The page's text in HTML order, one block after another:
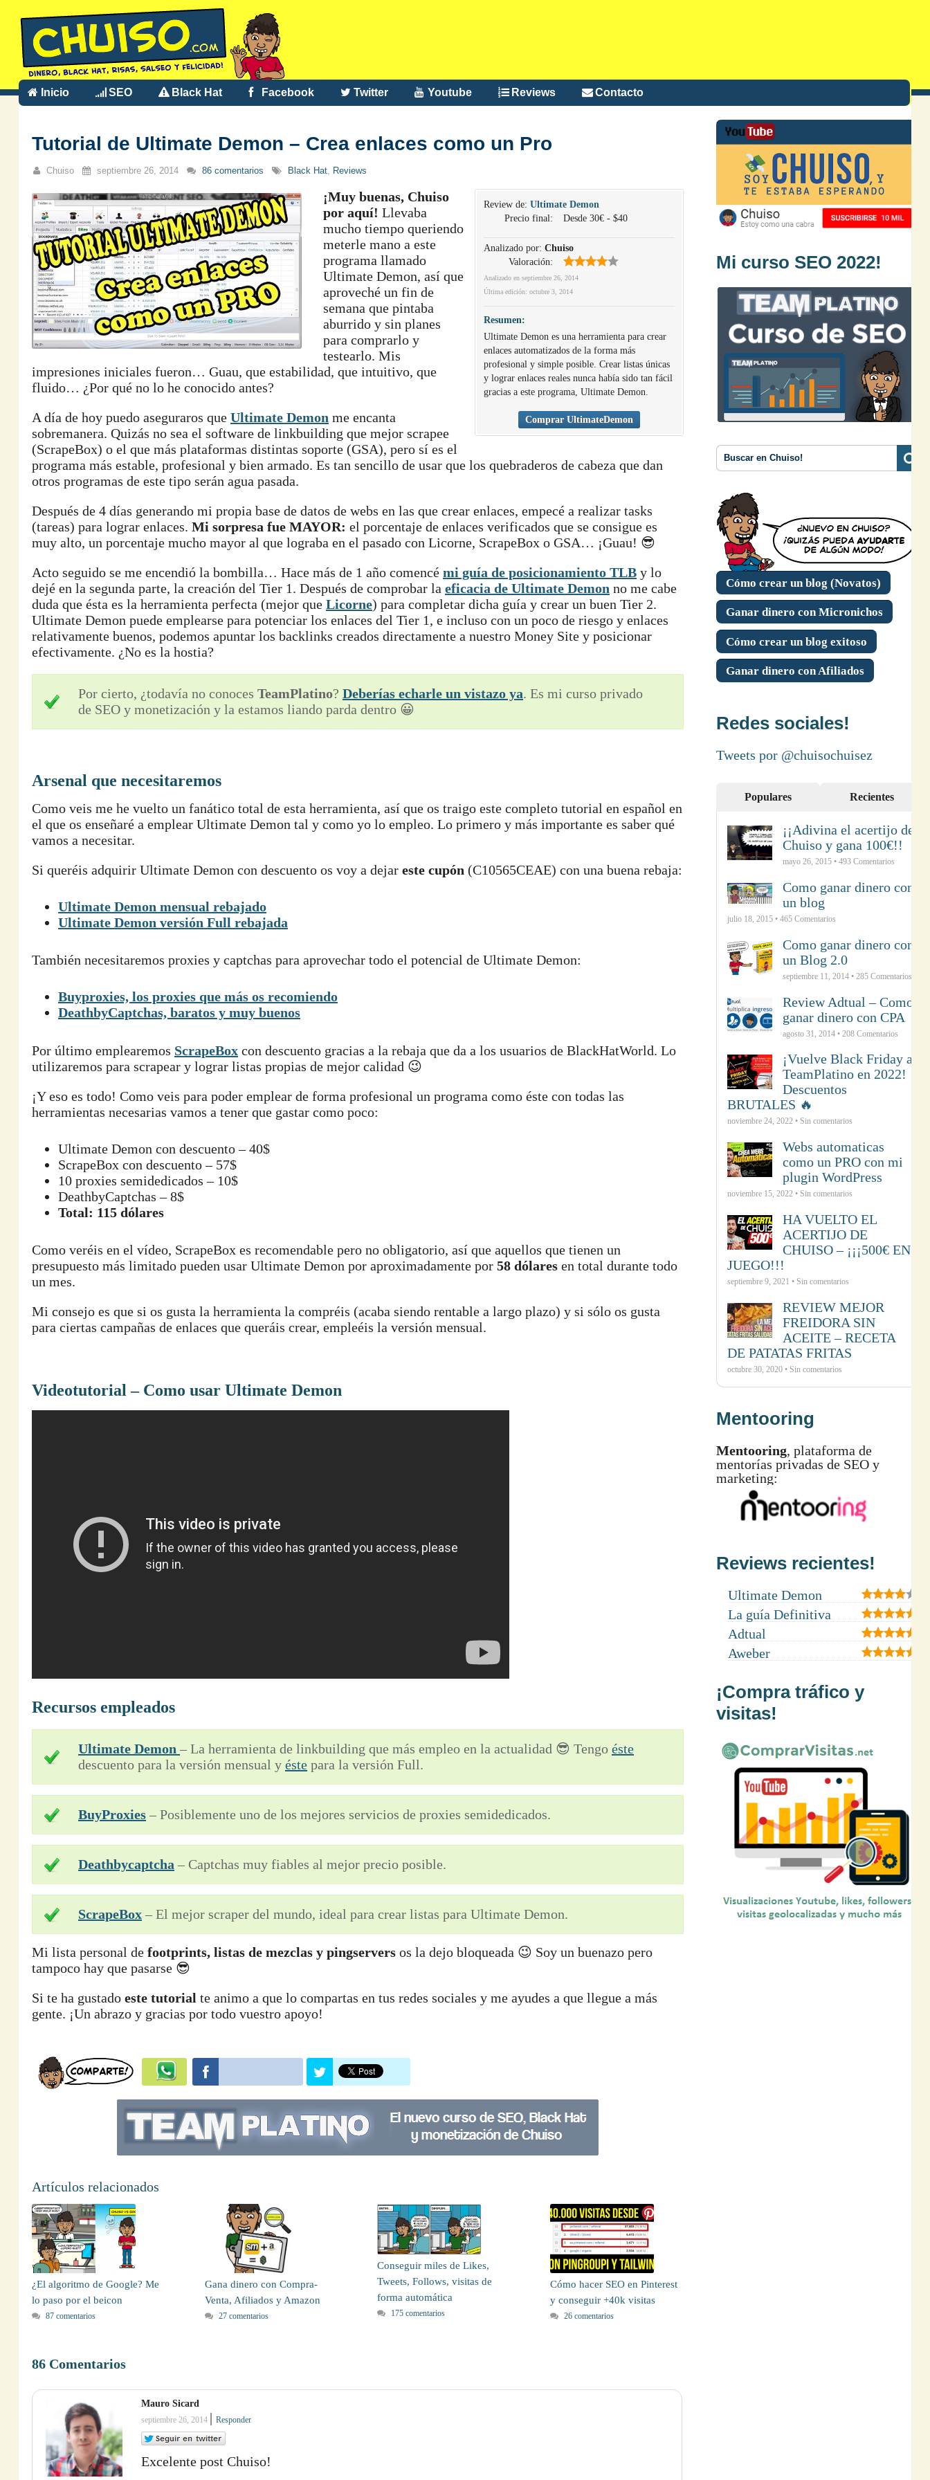
Inicio SEO Black Hat Facebook Twitter Youtube Reviews Contacto
Tutorial de Ultimate Demon – Crea enlaces como un Pro
Chuiso septiembre 26, 2014 86 comentarios Black Hat, Reviews
Review de: Ultimate Demon
Precio final:
Desde 30€ - $40
Analizado por: Chuiso
Valoración:
Analizado en septiembre 26, 2014
Última edición: octubre 3, 2014
Resumen:
Ultimate Demon es una herramienta para crear
enlaces automatizados de la forma más
profesional y simple posible. Crear listas únicas
y lograr enlaces reales nunca había sido tan fácil
gracias a este programa, Ultimate Demon.
Comprar UltimateDemon
¡Muy buenas, Chuiso
por aquí! Llevaba
mucho tiempo queriendo
meterle mano a este
programa llamado
Ultimate Demon, así que
aproveché un fin de
semana que pintaba
aburrido y sin planes
para comprarlo y
testearlo. Mis
impresiones iniciales fueron… Guau, que estabilidad, que intuitivo, que
fluido… ¿Por qué no lo he conocido antes?
A día de hoy puedo aseguraros que Ultimate Demon me encanta
sobremanera. Quizás no sea el software de linkbuilding que mejor scrapee
(ScrapeBox) o el que más plataformas distintas soporte (GSA), pero sí es el
programa más estable, profesional y bien armado. Es tan sencillo de usar que los quebraderos de cabeza que dan
otros programas de este tipo serán agua pasada.
Después de 4 días generando mi propia base de datos de webs en las que crear enlaces, empecé a realizar tasks
(tareas) para lograr enlaces. Mi sorpresa fue MAYOR: el porcentaje de enlaces verificados que se consigue es
muy alto, un porcentaje mucho mayor al que lograba en el pasado con Licorne, ScrapeBox o GSA… ¡Guau! 😎
Acto seguido se me encendió la bombilla… Hace más de 1 año comencé mi guía de posicionamiento TLB y lo
dejé en la segunda parte, la creación del Tier 1. Después de comprobar la eficacia de Ultimate Demon no me cabe
duda que ésta es la herramienta perfecta (mejor que Licorne) para completar dicha guía y crear un buen Tier 2.
Ultimate Demon puede emplearse para potenciar los enlaces del Tier 1, e incluso con un poco de riesgo y enlaces
relativamente buenos, podemos apuntar los backlinks creados directamente a nuestro Money Site y posicionar
efectivamente. ¿No es la hostia?
Por cierto, ¿todavía no conoces TeamPlatino? Deberías echarle un vistazo ya. Es mi curso privado
de SEO y monetización y la estamos liando parda dentro 😀
Arsenal que necesitaremos
Como veis me he vuelto un fanático total de esta herramienta, así que os traigo este completo tutorial en español en
el que os enseñaré a emplear Ultimate Demon tal y como yo lo empleo. Lo primero y más importante es saber qué
vamos a necesitar.
Si queréis adquirir Ultimate Demon con descuento os voy a dejar este cupón (C10565CEAE) con una buena rebaja:
Ultimate Demon mensual rebajado
Ultimate Demon versión Full rebajada
También necesitaremos proxies y captchas para aprovechar todo el potencial de Ultimate Demon:
Buyproxies, los proxies que más os recomiendo
DeathbyCaptchas, baratos y muy buenos
Por último emplearemos ScrapeBox con descuento gracias a la rebaja que da a los usuarios de BlackHatWorld. Lo
utilizaremos para scrapear y lograr listas propias de mejor calidad 😉
¡Y eso es todo! Como veis para poder emplear de forma profesional un programa como éste con todas las
herramientas necesarias vamos a tener que gastar como poco:
Ultimate Demon con descuento – 40$
ScrapeBox con descuento – 57$
10 proxies semidedicados – 10$
DeathbyCaptchas – 8$
Total: 115 dólares
Como veréis en el vídeo, ScrapeBox es recomendable pero no obligatorio, así que aquellos que tienen un
presupuesto más limitado pueden usar Ultimate Demon por aproximadamente por 58 dólares en total durante todo
un mes.
Mi consejo es que si os gusta la herramienta la compréis (acaba siendo rentable a largo plazo) y si sólo os gusta
para ciertas campañas de enlaces que queráis crear, empleéis la versión mensual.
Videotutorial – Como usar Ultimate Demon
Recursos empleados
Ultimate Demon – La herramienta de linkbuilding que más empleo en la actualidad 😎 Tengo éste
descuento para la versión mensual y éste para la versión Full.
BuyProxies – Posiblemente uno de los mejores servicios de proxies semidedicados.
Deathbycaptcha – Captchas muy fiables al mejor precio posible.
ScrapeBox – El mejor scraper del mundo, ideal para crear listas para Ultimate Demon.
Mi lista personal de footprints, listas de mezclas y pingservers os la dejo bloqueada 😉 Soy un buenazo pero
tampoco hay que pasarse 😎
Si te ha gustado este tutorial te animo a que lo compartas en tus redes sociales y me ayudes a que llegue a más
gente. ¡Un abrazo y gracias por todo vuestro apoyo!
Artículos relacionados
¿El algoritmo de Google? Me
lo paso por el beicon
87 comentarios
Gana dinero con Compra-
Venta, Afiliados y Amazon
27 comentarios
Conseguir miles de Likes,
Tweets, Follows, visitas de
forma automática
175 comentarios
Cómo hacer SEO en Pinterest
y conseguir +40k visitas
26 comentarios
86 Comentarios
Mauro Sicard
septiembre 26, 2014 |Responder
Excelente post Chuiso!
Mi curso SEO 2022!
Cómo crear un blog (Novatos)
Ganar dinero con Micronichos
Cómo crear un blog exitoso
Ganar dinero con Afiliados
Redes sociales!
Tweets por @chuisochuisez
Populares Recientes
¡¡Adivina el acertijo de
Chuiso y gana 100€!!
mayo 26, 2015 • 493Comentarios
Como ganar dinero con
un blog
julio 18, 2015 • 465Comentarios
Como ganar dinero con
un Blog 2.0
septiembre 11, 2014 • 285Comentarios
Review Adtual – Como
ganar dinero con CPA
agosto 31, 2014 • 208Comentarios
¡Vuelve Black Friday a
TeamPlatino en 2022!
Descuentos
BRUTALES 🔥
noviembre 24, 2022 • Sin comentarios
Webs automaticas
como un PRO con mi
plugin WordPress
noviembre 15, 2022 • Sin comentarios
HA VUELTO EL
ACERTIJO DE
CHUISO – ¡¡¡500€ EN
JUEGO!!!
septiembre 9, 2021 • Sin comentarios
REVIEW MEJOR
FREIDORA SIN
ACEITE – RECETA
DE PATATAS FRITAS
octubre 30, 2020 • Sin comentarios
Mentooring
Mentooring, plataforma de
mentorías privadas de SEO y
marketing:
Reviews recientes!
Ultimate Demon
La guía Definitiva
Adtual
Aweber
¡Compra tráfico y
visitas!